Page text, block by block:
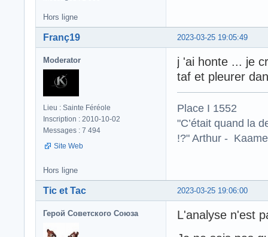
Hors ligne
2023-03-25 19:05:49
Franç19
Moderator
Lieu : Sainte Féréole
Inscription : 2010-10-02
Messages : 7 494
Site Web
j 'ai honte ... je
taf et pleurer
Place I 1552
"C’était quand la
!?" Arthur -
Hors ligne
2023-03-25 19:06:00
Tic et Tac
Герой Советского Союза
L'analyse n'est